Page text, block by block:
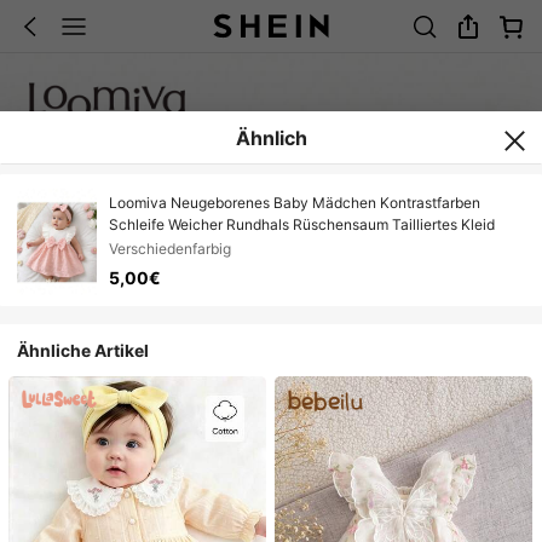
Ähnlich
Loomiva Neugeborenes Baby Mädchen Kontrastfarben
Schleife Weicher Rundhals Rüschensaum Tailliertes Kleid
Verschiedenfarbig
5,00€
Ähnliche Artikel